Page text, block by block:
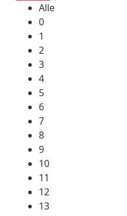
Alle
0
1
2
3
4
5
6
7
8
9
10
11
12
13